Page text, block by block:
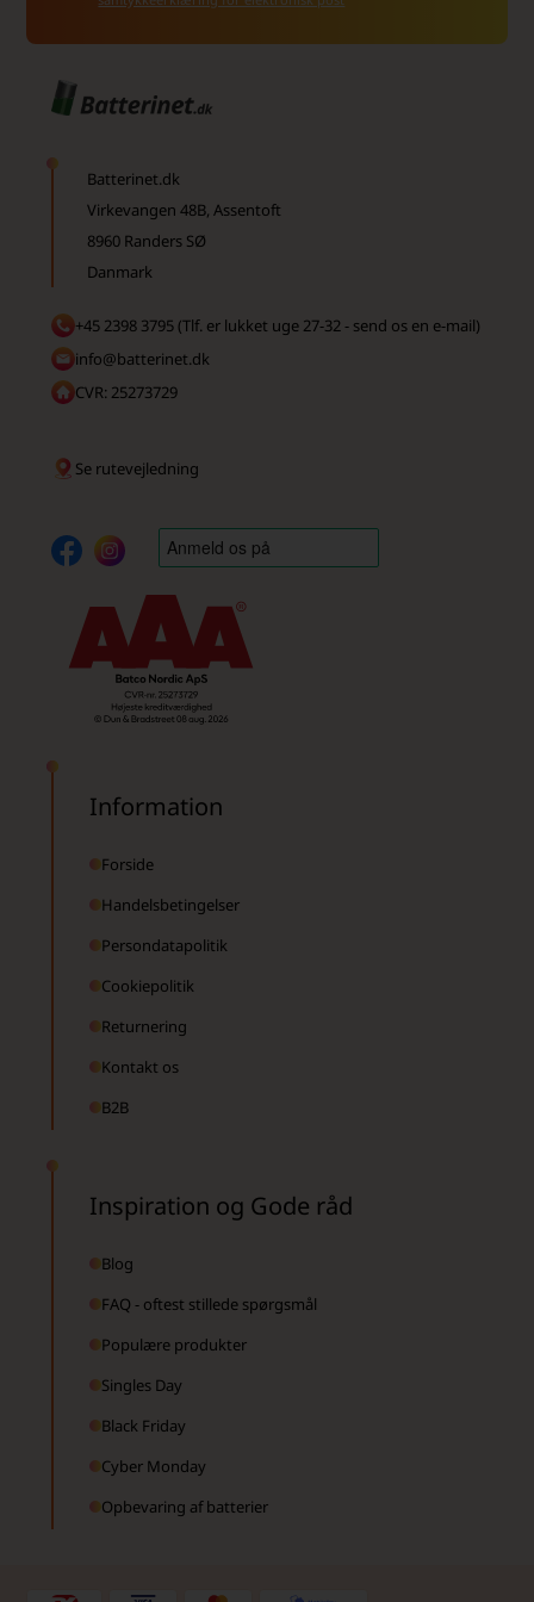
Batterinet.dk
Virkevangen 48B, Assentoft
8960 Randers SØ
Danmark
+45 2398 3795 (Tlf. er lukket uge 27-32 - send os en e-mail)
info@batterinet.dk
CVR: 25273729
Se rutevejledning
Information
Forside
Handelsbetingelser
Persondatapolitik
Cookiepolitik
Returnering
Kontakt os
B2B
Inspiration og Gode råd
Blog
FAQ - oftest stillede spørgsmål
Populære produkter
Singles Day
Black Friday
Cyber Monday
Opbevaring af batterier